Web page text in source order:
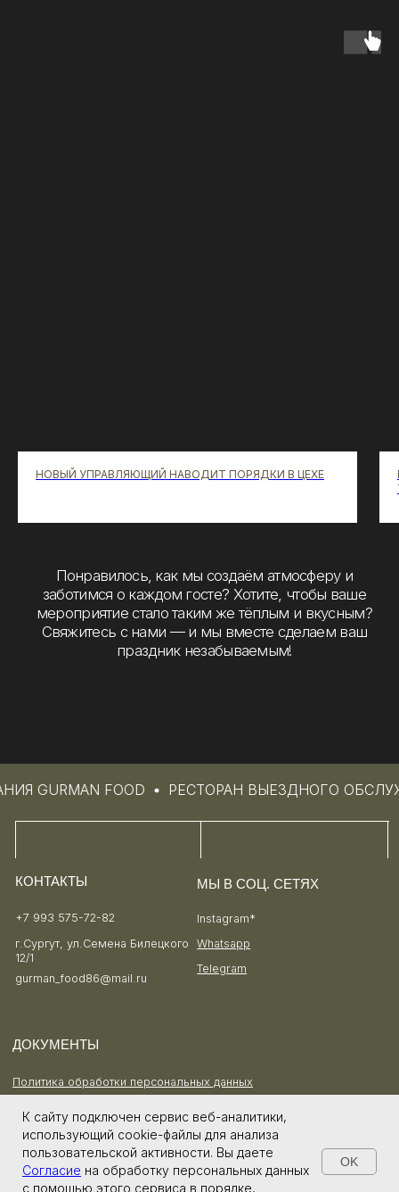
НОВЫЙ УПРАВЛЯЮЩИЙ НАВОДИТ ПОРЯДКИ В ЦЕХЕ
FOOD РЕСТОРАН ВЫЕЗДНОГО
К сайту подключен сервис веб-аналитики,
использующий cookie-файлы для анализа
пользовательской активности. Вы даете
Cогласие на обработку персональных данных
с помощью этого сервиса в порядке,
OK
Напишите нам и мы подробно